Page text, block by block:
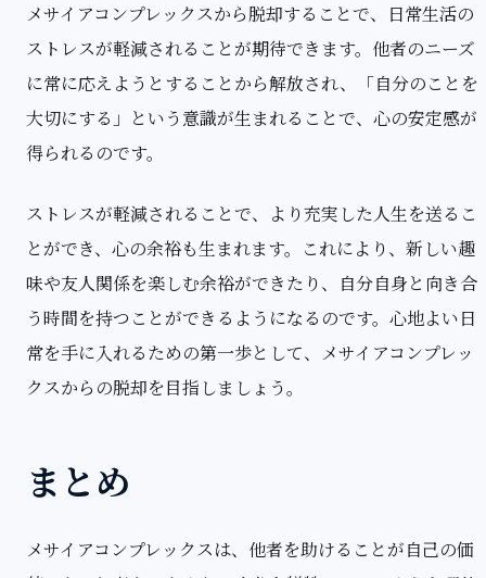
メサイアコンプレックスから脱却することで、日常生活の
ストレスが軽減されることが期待できます。他者のニーズ
に常に応えようとすることから解放され、「自分のことを
大切にする」という意識が生まれることで、心の安定感が
得られるのです。
ストレスが軽減されることで、より充実した人生を送るこ
とができ、心の余裕も生まれます。これにより、新しい趣
味や友人関係を楽しむ余裕ができたり、自分自身と向き合
う時間を持つことができるようになるのです。心地よい日
常を手に入れるための第一歩として、メサイアコンプレッ
クスからの脱却を目指しましょう。
まとめ
メサイアコンプレックスは、他者を助けることが自己の価